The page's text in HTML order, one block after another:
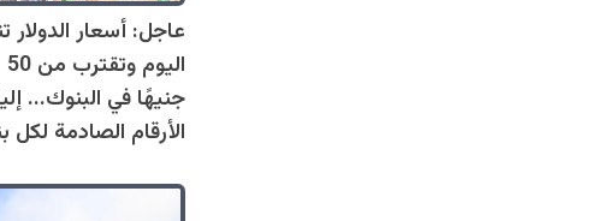
عاجل: أسعار الدولار
اليوم وتقترب من 50
جنيهًا في البنوك...
الأرقام الصادمة لكل